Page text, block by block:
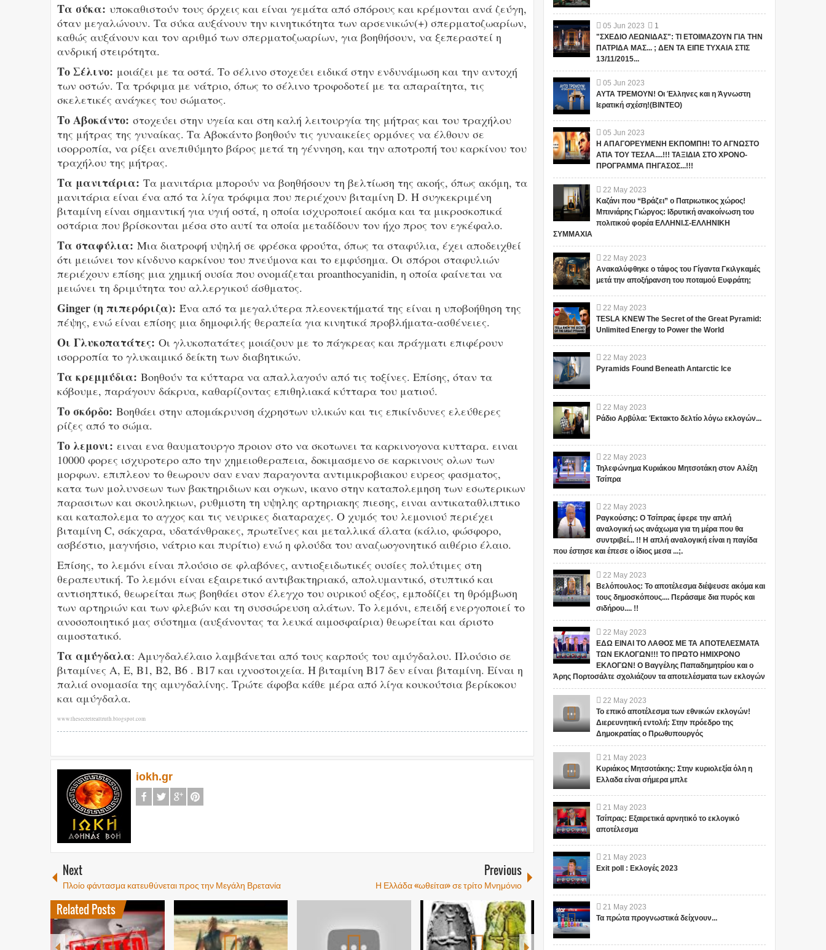
Τα σύκα: υποκαθιστούν τους όρχεις και είναι γεμάτα από σπόρους και κρέμονται ανά ζεύγη,
όταν μεγαλώνουν. Τα σύκα αυξάνουν την κινητικότητα των αρσενικών(+) σπερματοζωαρίων,
καθώς αυξάνουν και τον αριθμό των σπερματοζωαρίων, για βοηθήσουν, να ξεπεραστεί η
ανδρική στειρότητα.
Το Σέλινο: μοιάζει με τα οστά. Το σέλινο στοχεύει ειδικά στην ενδυνάμωση και την αντοχή
των οστών. Τα τρόφιμα με νάτριο, όπως το σέλινο τροφοδοτεί με τα απαραίτητα, τις
σκελετικές ανάγκες του σώματος.
Το Αβοκάντο: στοχεύει στην υγεία και στη καλή λειτουργία της μήτρας και του τραχήλου
της μήτρας της γυναίκας. Τα Αβοκάντο βοηθούν τις γυναικείες ορμόνες να έλθουν σε
ισορροπία, να ρίξει ανεπιθύμητο βάρος μετά τη γέννηση, και την αποτροπή του καρκίνου του
τραχήλου της μήτρας.
Τα μανιτάρια: Τα μανιτάρια μπορούν να βοηθήσουν τη βελτίωση της ακοής, όπως ακόμη, τα
μανιτάρια είναι ένα από τα λίγα τρόφιμα που περιέχουν βιταμίνη D. Η συγκεκριμένη
βιταμίνη είναι σημαντική για υγιή οστά, η οποία ισχυροποιεί ακόμα και τα μικροσκοπικά
οστάρια που βρίσκονται μέσα στο αυτί τα οποία μεταδίδουν τον ήχο προς τον εγκέφαλο.
Τα σταφύλια: Μια διατροφή υψηλή σε φρέσκα φρούτα, όπως τα σταφύλια, έχει αποδειχθεί
ότι μειώνει τον κίνδυνο καρκίνου του πνεύμονα και το εμφύσημα. Οι σπόροι σταφυλιών
περιέχουν επίσης μια χημική ουσία που ονομάζεται proanthocyanidin, η οποία φαίνεται να
μειώνει τη δριμύτητα του αλλεργικού άσθματος.
Ginger (η πιπερόριζα): Ένα από τα μεγαλύτερα πλεονεκτήματά της είναι η υποβοήθηση της
πέψης, ενώ είναι επίσης μια δημοφιλής θεραπεία για κινητικά προβλήματα-ασθένειες.
Οι Γλυκοπατάτες: Οι γλυκοπατάτες μοιάζουν με το πάγκρεας και πράγματι επιφέρουν
ισορροπία το γλυκαιμικό δείκτη των διαβητικών.
Τα κρεμμύδια: Βοηθούν τα κύτταρα να απαλλαγούν από τις τοξίνες. Επίσης, όταν τα
κόβουμε, παράγουν δάκρυα, καθαρίζοντας επιθηλιακά κύτταρα του ματιού.
Το σκόρδο: Βοηθάει στην απομάκρυνση άχρηστων υλικών και τις επικίνδυνες ελεύθερες
ρίζες από το σώμα.
Το λεμονι: ειναι ενα θαυματουργο προιον στο να σκοτωνει τα καρκινογονα κυτταρα. ειναι
10000 φορες ισχυροτερο απο την χημειοθεραπεια, δοκιμασμενο σε καρκινους ολων των
μορφων. επιπλεον το θεωρουν σαν εναν παραγοντα αντιμικροβιακου ευρεος φασματος,
κατα των μολυνσεων των βακτηριδιων και ογκων, ικανο στην καταπολεμηση των εσωτερικων
παρασιτων και σκουληκιων, ρυθμιστη τη υψηλης αρτηριακης πιεσης, ειναι αντικαταθλιπτικο
και καταπολεμα το αγχος και τις νευρικες διαταραχες. Ο χυμός του λεμονιού περιέχει
βιταμίνη C, σάκχαρα, υδατάνθρακες, πρωτεΐνες και μεταλλικά άλατα (κάλιο, φώσφορο,
ασβέστιο, μαγνήσιο, νάτριο και πυρίτιο) ενώ η φλούδα του αναζωογονητικό αιθέριο έλαιο.
Επίσης, το λεμόνι είναι πλούσιο σε φλαβόνες, αντιοξειδωτικές ουσίες πολύτιμες στη
θεραπευτική. Το λεμόνι είναι εξαιρετικό αντιβακτηριακό, απολυμαντικό, στυπτικό και
αντισηπτικό, θεωρείται πως βοηθάει στον έλεγχο του ουρικού οξέος, εμποδίζει τη θρόμβωση
των αρτηριών και των φλεβών και τη συσσώρευση αλάτων. Το λεμόνι, επειδή ενεργοποιεί το
ανοσοποιητικό μας σύστημα (αυξάνοντας τα λευκά αιμοσφαίρια) θεωρείται και άριστο
αιμοστατικό.
Τα αμύγδαλα: Αμυγδαλέλαιο λαμβάνεται από τους καρπούς του αμύγδαλου. Πλούσιο σε
βιταμίνες Α, Ε, Β1, Β2, Β6 . Β17 και ιχνοστοιχεία. Η βιταμίνη Β17 δεν είναι βιταμίνη. Είναι η
παλιά ονομασία της αμυγδαλίνης. Τρώτε άφοβα κάθε μέρα από λίγα κουκούτσια βερίκοκου
και αμύγδαλα.
www.thesecretrealtruth.blogspot.com
iokh.gr
Next
Πλοίο φάντασμα κατευθύνεται προς την Μεγάλη Βρετανία
Previous
Η Ελλάδα «ωθείται» σε τρίτο Μνημόνιο
Related Posts
05 Jun 2023
1
"ΣΧΕΔΙΟ ΛΕΩΝΙΔΑΣ": ΤΙ ΕΤΟΙΜΑΖΟΥΝ ΓΙΑ ΤΗΝ
ΠΑΤΡΙΔΑ ΜΑΣ... ; ΔΕΝ ΤΑ ΕΙΠΕ ΤΥΧΑΙΑ ΣΤΙΣ
13/11/2015...
05 Jun 2023
ΑΥΤΑ ΤΡΕΜΟΥΝ! Οι Έλληνες και η Άγνωστη
Ιερατική σχέση!(ΒΙΝΤΕΟ)
05 Jun 2023
Η ΑΠΑΓΟΡΕΥΜΕΝΗ ΕΚΠΟΜΠΗ! ΤΟ ΑΓΝΩΣΤΟ
ΑΤΙΑ ΤΟΥ ΤΕΣΛΑ....!!! ΤΑΞΙΔΙΑ ΣΤΟ ΧΡΟΝΟ-
ΠΡΟΓΡΑΜΜΑ ΠΗΓΑΣΟΣ...!!!
22 May 2023
Καζάνι που “Βράζει” ο Πατριωτικος χώρος!
Μπινιάρης Γιώργος: Ιδρυτική ανακοίνωση του
πολιτικού φορέα ΕΛΛΗΝΙ.Σ-ΕΛΛΗΝΙΚΗ
ΣΥΜΜΑΧΙΑ
22 May 2023
Ανακαλύφθηκε ο τάφος του Γίγαντα Γκιλγκαμές
μετά την αποξήρανση του ποταμού Ευφράτη;
22 May 2023
TESLA KNEW The Secret of the Great Pyramid:
Unlimited Energy to Power the World
22 May 2023
Pyramids Found Beneath Antarctic Ice
22 May 2023
Ράδιο Αρβύλα: Έκτακτο δελτίο λόγω εκλογών...
22 May 2023
Τηλεφώνημα Κυριάκου Μητσοτάκη στον Αλέξη
Τσίπρα
22 May 2023
Ραγκούσης: Ο Τσίπρας έφερε την απλή
αναλογική ως ανάχωμα για τη μέρα που θα
συντριβεί... !! Η απλή αναλογική είναι η παγίδα
που έστησε και έπεσε ο ίδιος μεσα ...;.
22 May 2023
Βελόπουλος: Το αποτέλεσμα διέψευσε ακόμα και
τους δημοσκόπους.... Περάσαμε δια πυρός και
σιδήρου.... !!
22 May 2023
ΕΔΩ ΕΙΝΑΙ ΤΟ ΛΑΘΟΣ ΜΕ ΤΑ ΑΠΟΤΕΛΕΣΜΑΤΑ
ΤΩΝ ΕΚΛΟΓΩΝ!!! ΤΟ ΠΡΩΤΟ ΗΜΙΧΡΟΝΟ
ΕΚΛΟΓΩΝ! Ο Βαγγέλης Παπαδημητρίου και ο
Άρης Πορτοσάλτε σχολιάζουν τα αποτελέσματα των εκλογών
22 May 2023
Το επικό αποτέλεσμα των εθνικών εκλογών!
Διερευνητική εντολή: Στην πρόεδρο της
Δημοκρατίας ο Πρωθυπουργός
21 May 2023
Κυριάκος Μητσοτάκης: Στην κυριολεξία όλη η
Ελλαδα είναι σήμερα μπλε
21 May 2023
Τσίπρας: Εξαιρετικά αρνητικό το εκλογικό
αποτέλεσμα
21 May 2023
Exit poll : Εκλογές 2023
21 May 2023
Τα πρώτα προγνωστικά δείχνουν...